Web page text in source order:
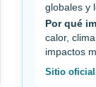
globales y
Por qué
calor,
impactos
Sitio oficial